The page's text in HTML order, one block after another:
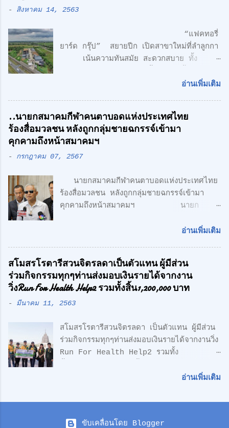
- สิงหาคม 14, 2563
“แฟคทอรี่
ยาร์ด กรุ๊ป” สยายปีก เปิดสาขาใหม่ที่ลำลูกกา
เน้นความทันสมัย สะดวกสบาย ทั้ง
สไตล์ Modern Loft แฟคทอรี่ ยาร์ด กรุ๊ป
ศักดิ์สิทธิ์ คูณรัตนศิริ และชุติพนธ์ กิตติเกษม
ศักดิ์ เปิดตัวสาชาเพิ่มที่ลำลูกกา เน้นความทัน
สมัย สะดวกสบาย ทั้ง โรงงาน พร้อมออฟฟิศ 3
ชั้น + 1 ชั้นลอย สไตล์ Modern Loft โดย
นาที จากรถไฟฟ้า สายสีเขียว ด้าน CONCEPT
ของโครงการ "Simplicity is the
Ultimate Sophistication" -
ความเรียบง่าย คือ สูงสุดแห่งสุนทรียภาพ เรา
Design วัสดุทุกชิ้น ถูกเลือกอย่างตั้งใจ เพื่อ
ความลงตัว และมีระดับ " สำหรับโครงการนี้
ตั้งอยู่บน ถนนเลียบทางด่วนวงแหวนรอบนอก
(ลำลูกกา) สุดยอดทำเลแห่งอนา...
อ่านเพิ่มเติม
..นายกสมาคมกีฬาคนตาบอดแห่งประเทศไทย
ร้องสื่อมวลชน หลังถูกกลุ่มชายฉกรรจ์เข้ามา
คุกคามถึงหน้าสมาคมฯ
- กรกฎาคม 07, 2567
นายกสมาคมกีฬาคนตาบอดแห่งประเทศไทย
ร้องสื่อมวลชน หลังถูกกลุ่มชายฉกรรจ์เข้ามา
คุกคามถึงหน้าสมาคมฯ นายก
สื่อมวลชน หลังถูกกลุ่มชายฉกรรจ์เข้ามาคุกคาม
ตาบอด เดินทางไปยื่นหนังสือถึงนายเศรษฐา ทวี
สิน นายกรัฐมนตรี เรียกร้องขอความเป็นธรรม
และให้ตรวจสอบการฮุบโควตาสลากกินแบ่ง
รัฐบาล จำนวน 2,647 เล่ม ของนักกีฬาคน
สมาชิกรับสลากฯกับ สมาชิกสามัญของสมาคม
กีฬาคนตาบอดแห่งประเทศไทย ตามที่มีการเสนอ
ข่าวไปก่อนหน้านี้ ล่าสุด นายอำนวย กลิ่นอยู่
พร้อมด้วย นายกองตรีดร.สุธน จิตร์มั่น
ประธานที่ปรึกษาสมาคมฯ และพลโท ถาวร ไทย
อ่านเพิ่มเติม
สโมสรโรตารีสวนจิตรลดาเป็นตัวแทน ผู้มีส่วน
ร่วมกิจกรรมทุกๆท่านส่งมอบเงินรายได้จากงาน
วิ่งRun For Health Help2 รวมทั้งสิ้น1,200,000 บาท
- มีนาคม 11, 2563
สโมสรโรตารีสวนจิตรลดา เป็นตัวแทน ผู้มีส่วน
ร่วมกิจกรรมทุกๆท่านส่งมอบเงินรายได้จากงานวิ่ง
Run For Health Help2 รวมทั้ง
รพ.สมเด็จพระบรมราชเทวีฯหน่วยงานทหารเรือ
ทีมจักรยานกู้ชีพ ดร.ศักดิ์ศิษฏ์ เจนกุลประสูตร
อ่านเพิ่มเติม
ขับเคลื่อนโดย Blogger